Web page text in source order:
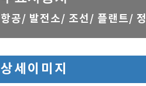
항공/ 발전소/ 조선/ 플랜트/
상세이미지